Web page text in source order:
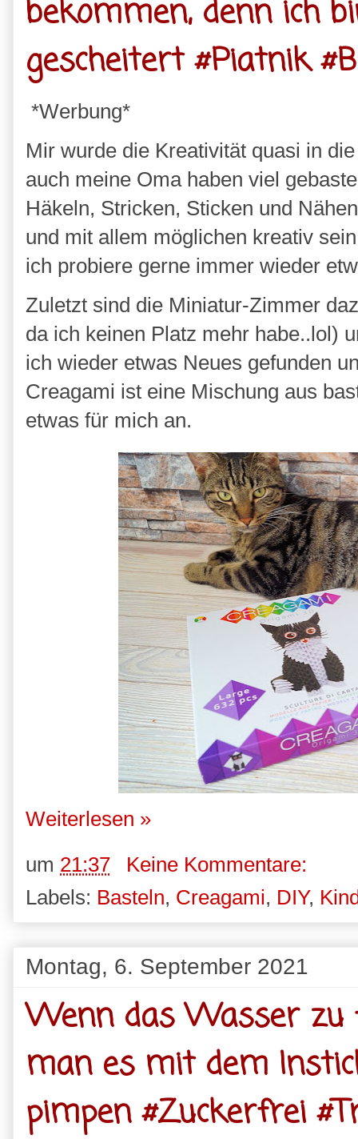
bekommen, denn ich
gescheitert #Piatnik
*Werbung*
Mir wurde die Kreativität quasi in
auch meine Oma haben viel
Häkeln, Stricken, Sticken und
und mit allem möglichen kreativ
ich probiere gerne immer wieder
Zuletzt sind die Miniatur-Zimmer
da ich keinen Platz mehr habe..lol)
ich wieder etwas Neues gefunden
Creagami ist eine Mischung aus
etwas für mich an.
Weiterlesen »
um 21:37
Keine Kommentare:
Labels: Basteln, Creagami, DIY,
Montag, 6. September 2021
Wenn das Wasser zu
man es mit dem
pimpen #Zuckerfrei